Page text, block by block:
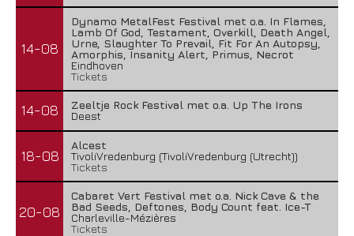
14-08
Dynamo MetalFest Festival met o.a. In Flames,
Lamb Of God, Testament, Overkill, Death Angel,
Urne, Slaughter To Prevail, Fit For An Autopsy,
Amorphis, Insanity Alert, Primus, Necrot
Eindhoven
Tickets
14-08
Zeeltje Rock Festival met o.a. Up The Irons
Deest
18-08
Alcest
TivoliVredenburg (TivoliVredenburg (Utrecht))
Tickets
20-08
Cabaret Vert Festival met o.a. Nick Cave & the
Bad Seeds, Deftones, Body Count feat. Ice-T
Charleville-Mézières
Tickets